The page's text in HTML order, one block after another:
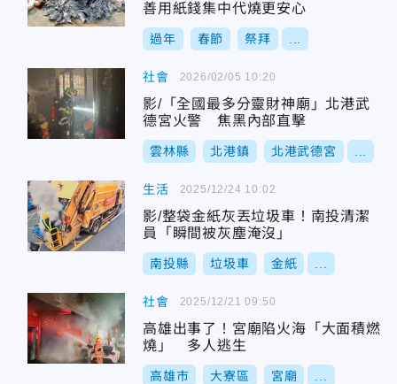
善用紙錢集中代燒更安心
過年 春節 祭拜
社會
影/「全國最多分靈財神廟」北港武
德宮火警 焦黑內部直擊
雲林縣 北港鎮 北港武德宮
2026/02/05 10:20
生活
影/整袋金紙灰丟垃圾車！南投清潔
員「瞬間被灰塵淹沒」
南投縣 垃圾車 金紙
2025/12/24 10:02
社會
高雄出事了！宮廟陷火海「大面積燃
燒」 多人逃生
高雄市 大寮區 宮廟
2025/12/21 09:50